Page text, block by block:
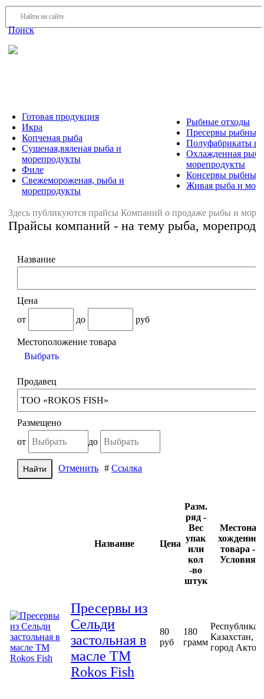
Поиск
Готовая продукция
Икра
Копченая рыба
Сушеная,вяленая рыба и
морепродукты
Филе
Свежемороженая, рыба и
морепродукты
Рыбные отходы
Пресервы рыбные
Полуфабрикаты
Охлажденная
морепродукты
Консервы рыбные
Живая рыба и
Здесь публикуются прайсы Компаний о продаже рыбы и
Прайсы компаний - на тему рыба,
Название
Цена
от
до руб
Местоположение товара
Выбрать
Продавец
Размещено
от
до
Отменить # Ссылка
Название Цена
Разм.
ряд -
Вес
упак
или
кол
-во
штук
Местона
хождение
товара -
Условия
Пресервы из
Сельди
застольная в
масле ТМ
Rokos Fish
80
руб
180
грамм
Республика
Казахстан,
город